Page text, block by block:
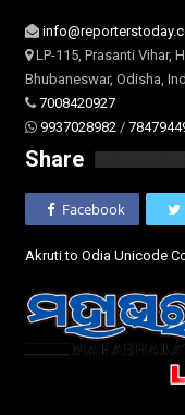
LP-115, Prasanti Vihar,
Bhubaneswar, Odisha,
7008420927
9937028982 /
Share
Facebook
Akruti to Odia Unicode